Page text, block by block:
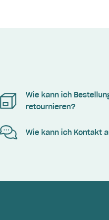
Wie kann ich
retournieren?
Wie kann ich Kontakt